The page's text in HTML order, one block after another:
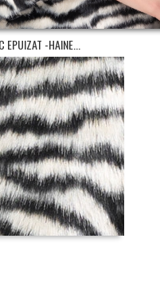
-HAINE...